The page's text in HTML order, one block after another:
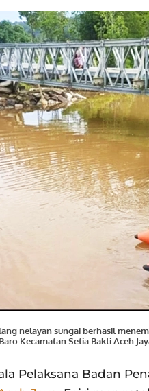
nelayan sungai berhasil
Kecamatan Setia Bakti Aceh
Pelaksana Badan